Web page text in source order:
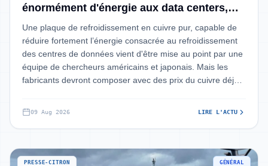
énormément d'énergie aux data centers,
mais il y a un problème
Une plaque de refroidissement en cuivre pur, capable de
réduire fortement l’énergie consacrée au refroidissement
des centres de données vient d'être mise au point par une
équipe de chercheurs américains et japonais. Mais les
fabricants devront composer avec des prix du cuivre déjà
09 Aug 2026 LIRE L'ACTU
PRESSE-CITRON GÉNÉRAL